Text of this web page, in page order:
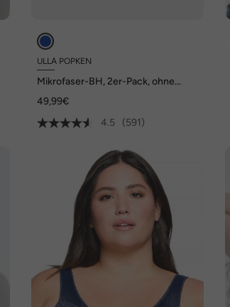
ULLA POPKEN
Mikrofaser-BH, 2er-Pack, ohne
49,99€
4.5
(591)